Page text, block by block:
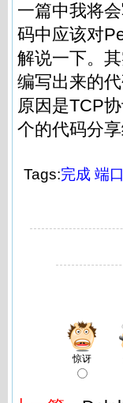
一篇中我将
码中应该对
解说一下。
编写出来的
原因是TCP
个的代码分
Tags:完成 端口
惊讶